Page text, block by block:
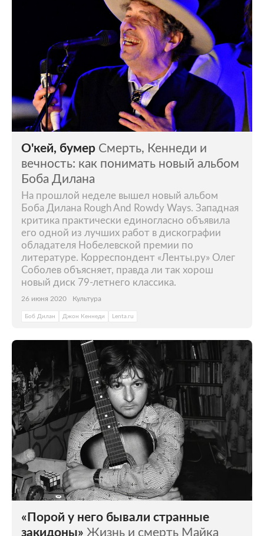
О'кей, бумер Смерть, Кеннеди и
вечность: как понимать новый альбом
Боба Дилана
На прошлой неделе вышел новый альбом
Боба Дилана Rough And Rowdy Ways. Западная
критика практически единогласно объявила
его одной из лучших работ в дискографии
обладателя Нобелевской премии по
литературе. Корреспондент «Ленты.ру» Олег
Соболев объясняет, правда ли так хорош
новый диск 79-летнего классика.
26 июня 2020 Культура
Боб Дилан Джон Кеннеди Lenta.ru
«Порой у него бывали странные
закидоны» Жизнь и смерть Майка